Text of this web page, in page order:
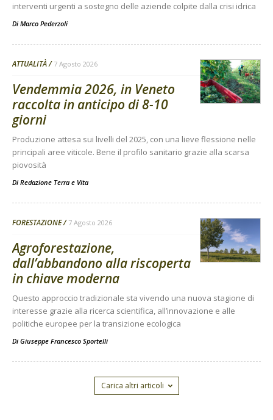
interventi urgenti a sostegno delle aziende colpite dalla crisi idrica
Di Marco Pederzoli
ATTUALITÀ 7 Agosto 2026
Vendemmia 2026, in Veneto
raccolta in anticipo di 8-10
giorni
Produzione attesa sui livelli del 2025, con una lieve flessione nelle
principali aree viticole. Bene il profilo sanitario grazie alla scarsa
piovosità
Di Redazione Terra e Vita
FORESTAZIONE 7 Agosto 2026
Agroforestazione,
dall’abbandono alla riscoperta
in chiave moderna
Questo approccio tradizionale sta vivendo una nuova stagione di
interesse grazie alla ricerca scientifica, all’innovazione e alle
politiche europee per la transizione ecologica
Di Giuseppe Francesco Sportelli
Carica altri articoli